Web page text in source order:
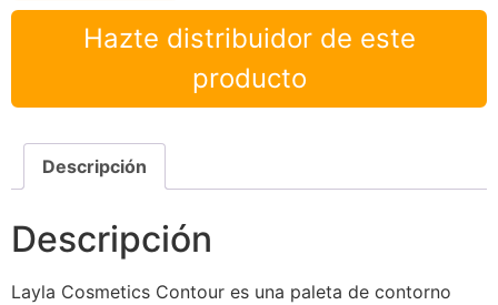
Hazte distribuidor de este
producto
Descripción
Descripción
Layla Cosmetics Contour es una paleta de contorno